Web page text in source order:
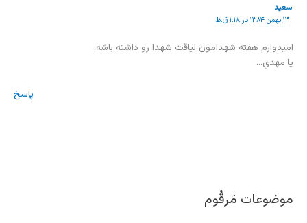
سعيد
۱۳ بهمن ۱۳۸۴ در ۱:۱۸ ق.ظ
اميدوارم هفته شهدامون لياقت شهدا رو داشته باشه.
يا مهدي…
پاسخ
موضوعات مَرقُوم